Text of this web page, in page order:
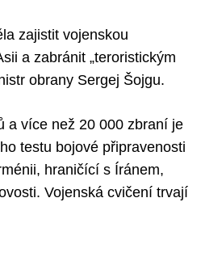
zajistit vojenskou
a zabránit „teroristickým
obrany Sergej Šojgu.
a více než 20 000 zbraní je
testu bojové připravenosti
hraničící s Íránem,
Vojenská cvičení trvají